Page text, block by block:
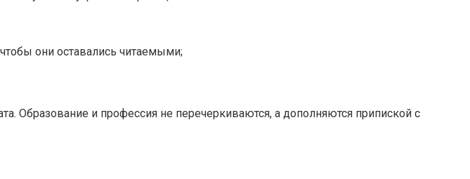
они оставались читаемыми;
Образование и профессия не перечеркиваются, а дополняются припиской с